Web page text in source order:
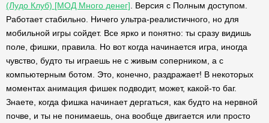
(Лудо Клуб) [МОД Много денег] . Версия с Полным доступом.
Работает стабильно. Ничего ультра-реалистичного, но для
мобильной игры сойдет. Все ярко и понятно: ты сразу видишь
поле, фишки, правила. Но вот когда начинается игра, иногда
чувство, будто ты играешь не с живым соперником, а с
компьютерным ботом. Это, конечно, раздражает! В некоторых
моментах анимация фишек подводит, может, какой-то баг.
Знаете, когда фишка начинает дергаться, как будто на нервной
почве, и ты не понимаешь, она вообще двигается или просто